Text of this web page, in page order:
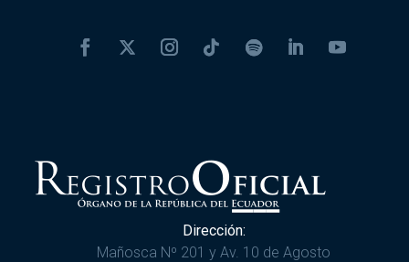
Dirección:
Mañosca Nº 201 y Av. 10 de Agosto